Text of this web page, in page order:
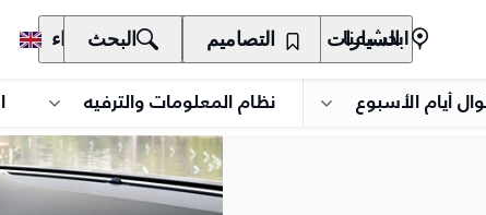
السيارات المالكون الاكتشاف الشراء ابحث عنا التصاميم البحث
أيام الأسبوع نظام المعلومات والترفيه